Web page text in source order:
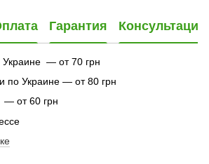
Гарантия Консультация
Украине — от 70 грн
по Украине — от 80 грн
— от 60 грн